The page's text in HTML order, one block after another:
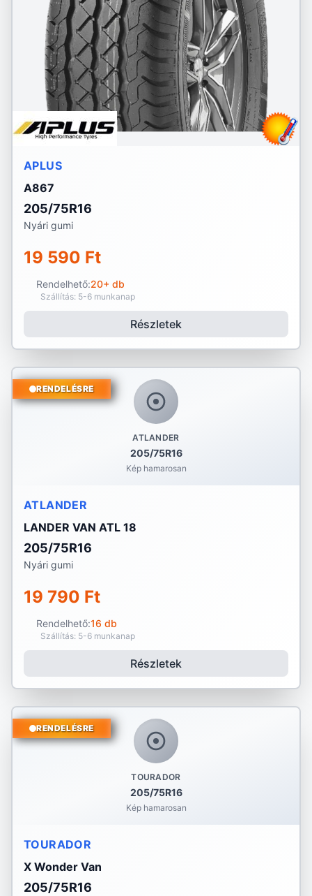
APLUS
A867
205/75R16
Nyári gumi
19 590 Ft
Rendelhető:20+ db
Szállítás: 5-6 munkanap
Részletek
ATLANDER
205/75R16
Kép hamarosan
RENDELÉSRE
ATLANDER
LANDER VAN ATL 18
205/75R16
Nyári gumi
19 790 Ft
Rendelhető:16 db
Szállítás: 5-6 munkanap
Részletek
TOURADOR
205/75R16
Kép hamarosan
RENDELÉSRE
TOURADOR
X Wonder Van
205/75R16